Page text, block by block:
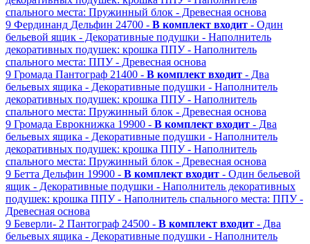
спального места: Пружинный блок - Древесная основа
9 Фердинанд Дельфин 24700 - В комплект входит - Один
бельевой ящик - Декоративные подушки - Наполнитель
декоративных подушек: крошка ППУ - Наполнитель
спального места: ППУ - Древесная основа
9 Громада Пантограф 21400 - В комплект входит - Два
бельевых ящика - Декоративные подушки - Наполнитель
декоративных подушек: крошка ППУ - Наполнитель
спального места: Пружинный блок - Древесная основа
9 Громада Еврокнижка 19900 - В комплект входит - Два
бельевых ящика - Декоративные подушки - Наполнитель
декоративных подушек: крошка ППУ - Наполнитель
спального места: Пружинный блок - Древесная основа
9 Бетта Дельфин 19900 - В комплект входит - Один бельевой
ящик - Декоративные подушки - Наполнитель декоративных
подушек: крошка ППУ - Наполнитель спального места: ППУ -
Древесная основа
9 Беверли- 2 Пантограф 24500 - В комплект входит - Два
бельевых ящика - Декоративные подушки - Наполнитель